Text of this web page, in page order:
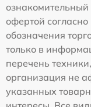
офертой
обозначения
только в
перечень
организация не
указанных